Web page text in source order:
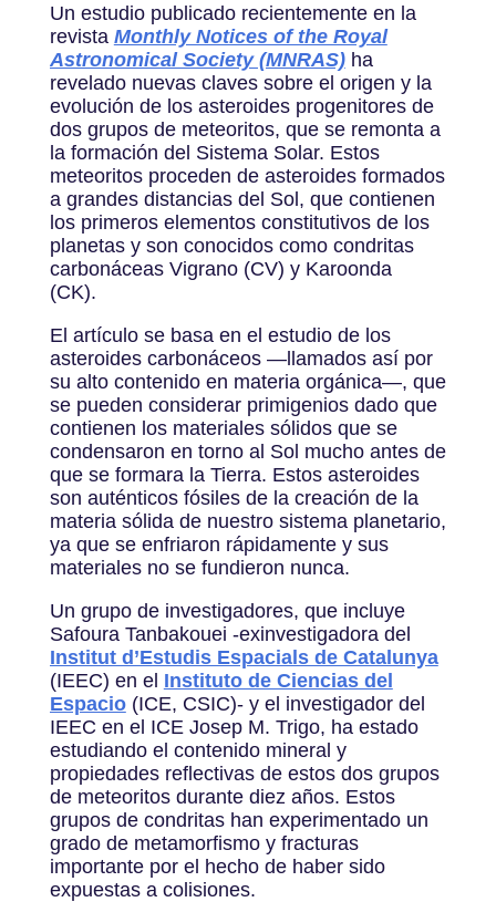
Un estudio publicado recientemente en la
revista Monthly Notices of the Royal
Astronomical Society (MNRAS)ha
revelado nuevas claves sobre el origen y la
evolución de los asteroides progenitores de
dos grupos de meteoritos, que se remonta a
la formación del Sistema Solar. Estos
meteoritos proceden de asteroides formados
a grandes distancias del Sol, que contienen
los primeros elementos constitutivos de los
planetas y son conocidos como condritas
carbonáceas Vigrano (CV) y Karoonda
(CK).
El artículo se basa en el estudio de los
asteroides carbonáceos —llamados así por
su alto contenido en materia orgánica—, que
se pueden considerar primigenios dado que
contienen los materiales sólidos que se
condensaron en torno al Sol mucho antes de
que se formara la Tierra. Estos asteroides
son auténticos fósiles de la creación de la
materia sólida de nuestro sistema planetario,
ya que se enfriaron rápidamente y sus
materiales no se fundieron nunca.
Un grupo de investigadores, que incluye
Safoura Tanbakouei -exinvestigadora del
Institut d’Estudis Espacials de Catalunya
(IEEC) en el Instituto de Ciencias del
Espacio(ICE, CSIC)- y el investigador del
IEEC en el ICE Josep M. Trigo, ha estado
estudiando el contenido mineral y
propiedades reflectivas de estos dos grupos
de meteoritos durante diez años. Estos
grupos de condritas han experimentado un
grado de metamorfismo y fracturas
importante por el hecho de haber sido
expuestas a colisiones.